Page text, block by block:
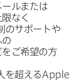
ルまたは​
なく​
の​サポートや​
の​
ご希望の​方​
を​超えるApple